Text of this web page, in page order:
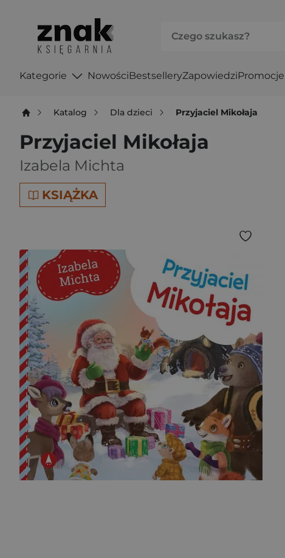
Kategorie NowościBestselleryZapowiedziPromocje
Katalog Dla dzieci Przyjaciel Mikołaja
Przyjaciel Mikołaja
Izabela Michta
KSIĄŻKA